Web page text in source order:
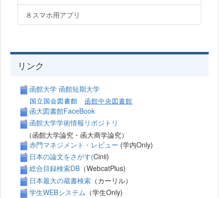
８スマホ用アプリ
リンク
函館大学 函館短期大学
国立国会図書館 函館中央図書館
函大図書館FaceBook
函館大学学術情報リポジトリ
（函館大学論究・函大商学論究）
赤門マネジメント・レビュー (学内Only)
日本の論文をさがす(Cinii)
総合目録検索DB （WebcatPlus)
日本最大の蔵書検索 （カーリル）
学生WEBシステム （学生Only)